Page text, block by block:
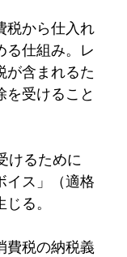
税から仕入れ
る仕組み。レ
が含まれるた
受けること
けるために
イス」（適格
る。
費税の納税義